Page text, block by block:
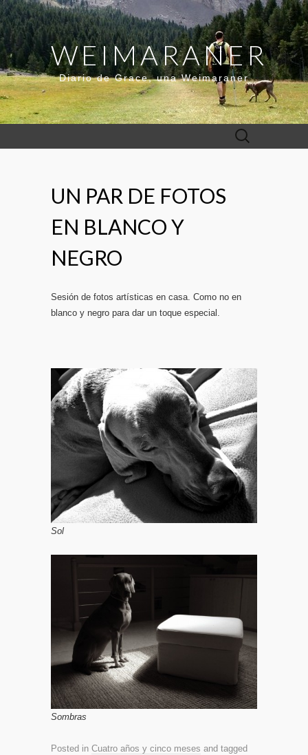
WEIMARANER
Diario de Grace, una Weimaraner
Buscar:
UN PAR DE FOTOS
EN BLANCO Y
NEGRO
Sesión de fotos artísticas en casa. Como no en
blanco y negro para dar un toque especial.
Sol
Sombras
Posted in Cuatro años y cinco meses and tagged